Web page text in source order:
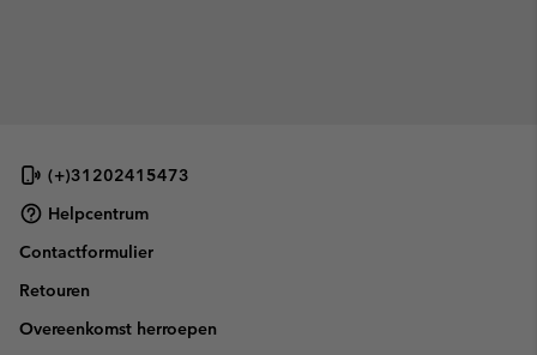
(+)31202415473
Helpcentrum
Contactformulier
Retouren
Overeenkomst herroepen